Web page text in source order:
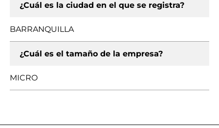
¿Cuál es la ciudad en el que se registra?
BARRANQUILLA
¿Cuál es el tamaño de la empresa?
MICRO